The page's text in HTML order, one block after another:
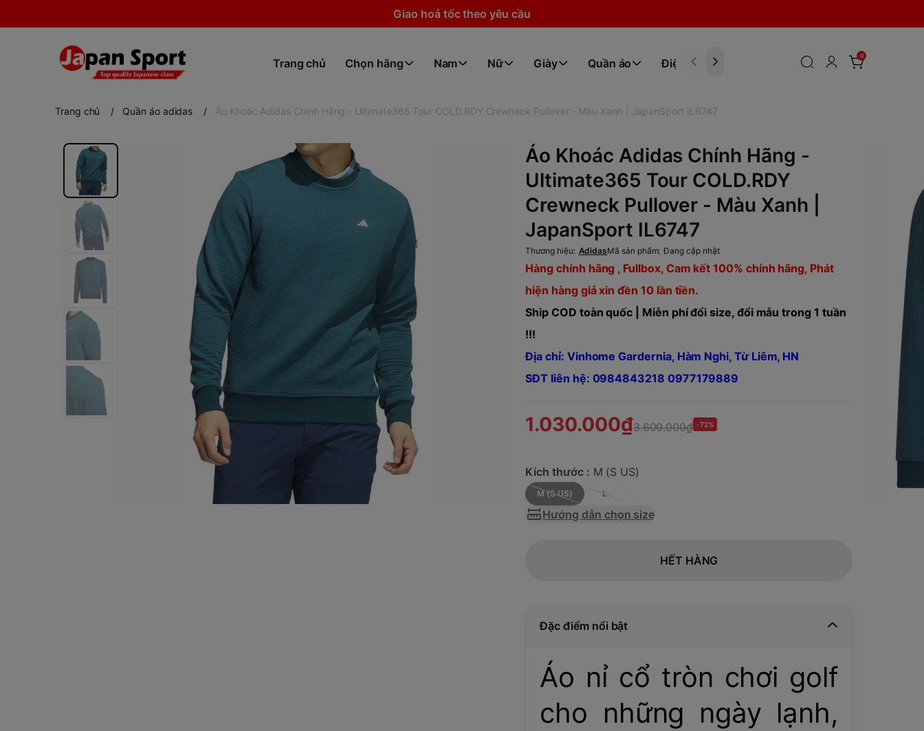
Giao hoả tốc theo yêu cầu
Trang chủ Chọn hãng Nam Nữ Giày Quần áo Điện tử
0
Trang chủ / Quần áo adidas / Áo Khoác Adidas Chính Hãng - Ultimate365 Tour COLD.RDY Crewneck Pullover - Màu Xanh | JapanSport IL6747
Áo Khoác Adidas Chính Hãng -
Ultimate365 Tour COLD.RDY
Crewneck Pullover - Màu Xanh |
JapanSport IL6747
Thương hiệu: AdidasMã sản phẩm: Đang cập nhật
Hàng chính hãng , Fullbox, Cam kết 100% chính hãng, Phát
hiện hàng giả xin đền 10 lần tiền.
Ship COD toàn quốc | Miễn phí đổi size, đổi mẫu trong 1 tuần
!!!
Địa chỉ: Vinhome Gardernia, Hàm Nghi, Từ Liêm, HN
SĐT liên hệ: 0984843218 0977179889
1.030.000₫3.600.000₫ -72%
Kích thước : M (S US)
M (S US) L
Hướng dẫn chọn size
HẾT HÀNG
Đặc điểm nổi bật
Áo nỉ cổ tròn chơi golf
cho những ngày lạnh,